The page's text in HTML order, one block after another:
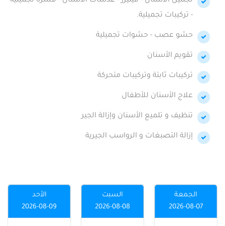
- تركيبات تجميلية.
حشو عصب - حشوات تجميلية
تقويم الأسنان
تركيبات ثابتة وتركيبات متحركة
علاج الأسنان للأطفال
تنظيف و تلميع الأسنان وإزالة الجير
إزالة التصبغات و الرواسب الجيرية
الجمعة
2026-08-07
السبت
2026-08-08
الأحد
2026-08-09